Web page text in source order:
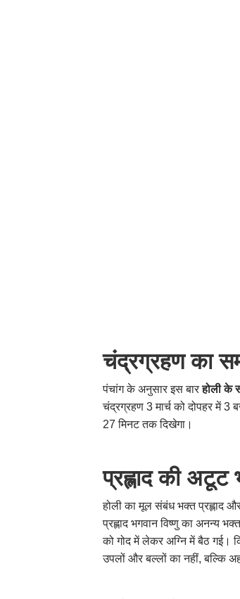
चंद्रग्रहण का
पंचांग के अनुसार इस बारहोली के
चंद्रग्रहण 3 मार्च को दोपहर में
27 मिनट तक दिखेगा।
प्रह्लाद की अटूट
होली का मूल संबंध भक्त प्रह्लाद
प्रह्लाद भगवान विष्णु का अनन्य
को गोद में लेकर अग्नि में बैठ गई।
उपलों और बल्लों का नहीं, बल्कि